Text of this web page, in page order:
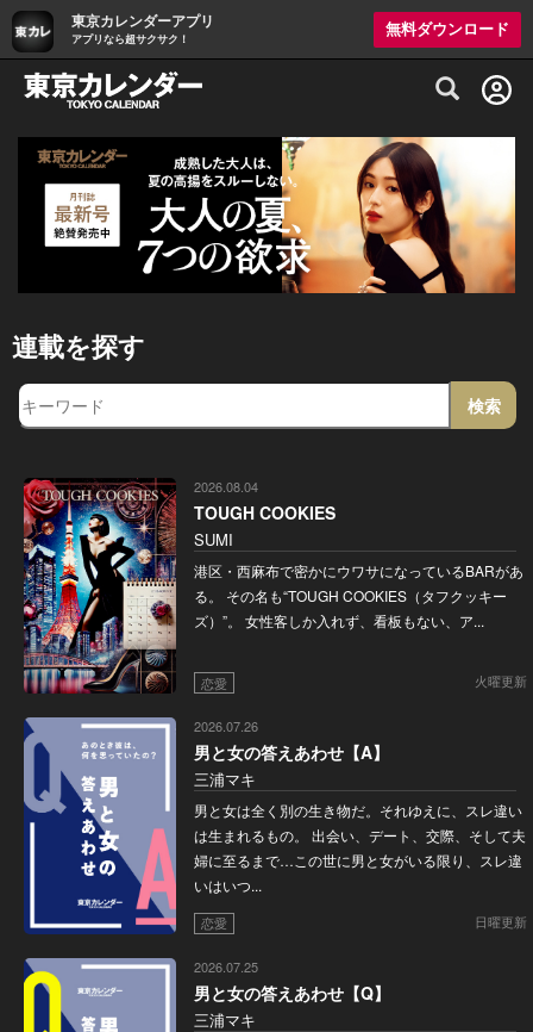
東京カレンダーアプリ
アプリなら超サクサク！
無料ダウンロード
グルメ情報・プレミアムレストラン予約
連載を探す
2026.08.04
TOUGH COOKIES
SUMI
港区・西麻布で密かにウワサになっているBARがあ
る。 その名も“TOUGH COOKIES（タフクッキー
ズ）”。 女性客しか入れず、看板もない、ア...
恋愛 火曜更新
2026.07.26
男と女の答えあわせ【A】
三浦マキ
男と女は全く別の生き物だ。それゆえに、スレ違い
は生まれるもの。 出会い、デート、交際、そして夫
婦に至るまで…この世に男と女がいる限り、スレ違
いはいつ...
恋愛 日曜更新
2026.07.25
男と女の答えあわせ【Q】
三浦マキ